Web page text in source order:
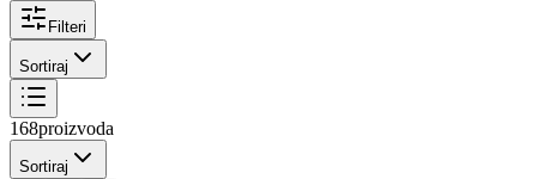
Filteri
Sortiraj
168proizvoda
Sortiraj